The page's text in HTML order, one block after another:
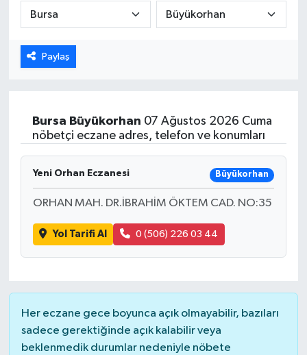
Paylaş
Bursa Büyükorhan 07 Ağustos 2026 Cuma
nöbetçi eczane adres, telefon ve konumları
Yeni Orhan Eczanesi Büyükorhan
ORHAN MAH. DR.İBRAHİM ÖKTEM CAD. NO:35
Yol Tarifi Al 0 (506) 226 03 44
Her eczane gece boyunca açık olmayabilir, bazıları
sadece gerektiğinde açık kalabilir veya
beklenmedik durumlar nedeniyle nöbete
Spor